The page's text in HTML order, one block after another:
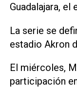
Guadalajara, el
La serie se
estadio Akron
El miércoles,
participación